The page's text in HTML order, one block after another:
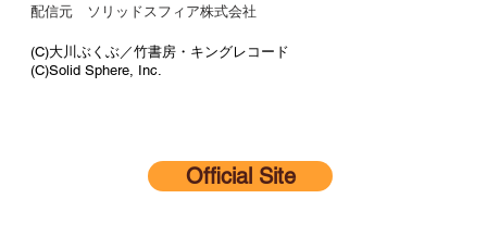
配信元 ソリッドスフィア株式会社
(C)大川ぶくぶ／竹書房・キングレコード
(C)Solid Sphere, Inc.
Official Site